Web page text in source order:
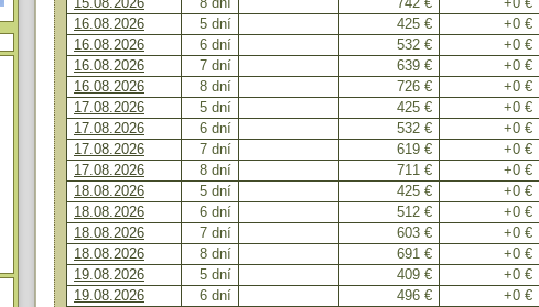
16.08.2026
5 dní 425 €
+0 €
16.08.2026
6 dní 532 €
+0 €
16.08.2026
7 dní 639 €
+0 €
16.08.2026
8 dní 726 €
+0 €
17.08.2026
5 dní 425 €
+0 €
17.08.2026
6 dní 532 €
+0 €
17.08.2026
7 dní 619 €
+0 €
17.08.2026
8 dní 711 €
+0 €
18.08.2026
5 dní 425 €
+0 €
18.08.2026
6 dní 512 €
+0 €
18.08.2026
7 dní 603 €
+0 €
18.08.2026
8 dní 691 €
+0 €
19.08.2026
5 dní 409 €
+0 €
19.08.2026
6 dní 496 €
+0 €